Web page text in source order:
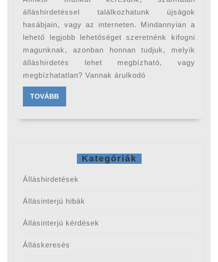
megbízhatatlan
álláshirdetés
álláshirdetéssel találkozhatunk újságok
hasábjain, vagy az interneten. Mindannyian a
lehető legjobb lehetőséget szeretnénk kifogni
magunknak, azonban honnan tudjuk, melyik
álláshirdetés lehet megbízható, vagy
megbízhatatlan? Vannak árulkodó
TOVÁBBTOVÁBB
Kategóriák
Álláshirdetések
Állásinterjú hibák
Állásinterjú kérdések
Álláskeresés